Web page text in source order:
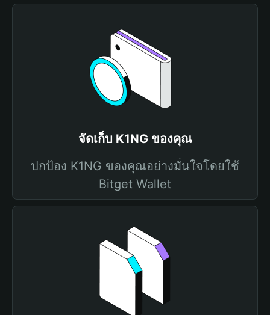
จัดเก็บ K1NG ของคุณ
ปกป้อง K1NG ของคุณอย่างมั่นใจโดยใช้
Bitget Wallet